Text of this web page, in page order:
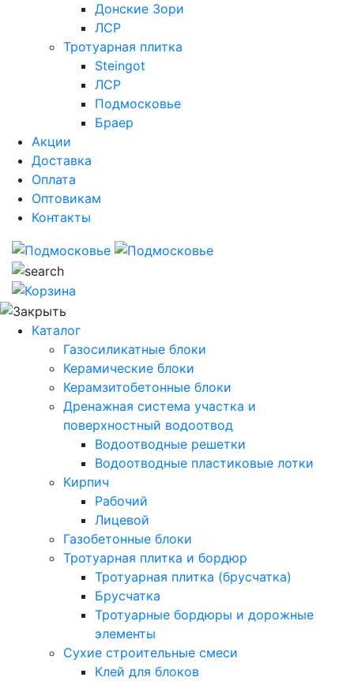
Донские Зори
ЛСР
Тротуарная плитка
Steingot
ЛСР
Подмосковье
Браер
Акции
Доставка
Оплата
Оптовикам
Контакты
Каталог
Газосиликатные блоки
Керамические блоки
Керамзитобетонные блоки
Дренажная система участка и
поверхностный водоотвод
Водоотводные решетки
Водоотводные пластиковые лотки
Кирпич
Рабочий
Лицевой
Газобетонные блоки
Тротуарная плитка и бордюр
Тротуарная плитка (брусчатка)
Брусчатка
Тротуарные бордюры и дорожные
элементы
Сухие строительные смеси
Клей для блоков